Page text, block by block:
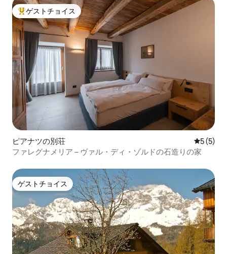
大好評のゲストチョイスです。
ゲストチョイス
ピアナツの別荘 レビュー
5 (5)
ファレグナメリア – ヴァル・ディ・ゾルドの石造りの家
ゲストチョイス
ゲストチョイス